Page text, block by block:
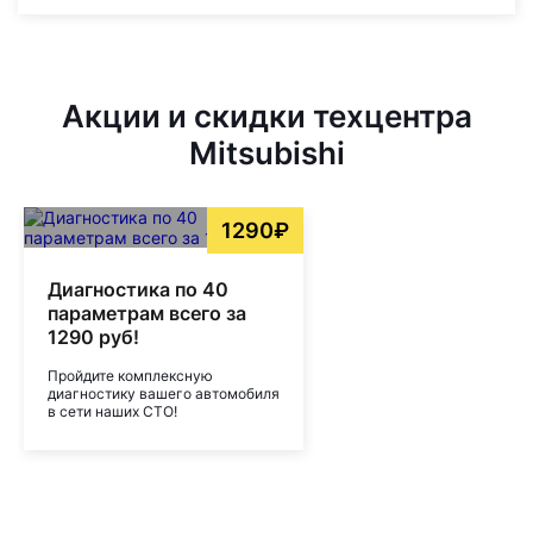
Акции и скидки техцентра
Mitsubishi
1290₽
Диагностика по 40
параметрам всего за
1290 руб!
Пройдите комплексную
диагностику вашего автомобиля
в сети наших СТО!